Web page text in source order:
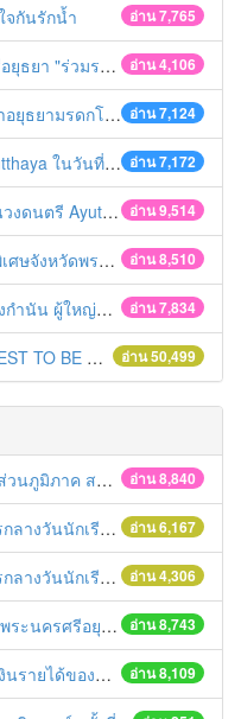
อ่าน 7,765
จกันรักน้ำ
อ่าน 4,106
ด" เทศกาลสงกรานต์ ปี 2561
อ่าน 7,124
ธยามรดกโลก
อ่าน 7,172
15 ธันวาคม 2560
อ่าน 9,514
battle of the bands
อ่าน 8,510
รศรีอยุธยา 2560
อ่าน 7,834
ผู้ใหญ่บ้าน ฯลฯ
อ่าน 50,499
ONE
อ่าน 8,840
ระบรมราชูปถัมภ์ ประจำปี 2559
อ่าน 6,167
ศรีอยุธยา (โรงเรียนวัดลำตะเคียน)
อ่าน 4,306
ศรีอยุธยา (โรงเรียนวัดสนามทอง)
อ่าน 8,743
ร่วมจิตต์น้อมเกล้าฯ ปีการศึกษา 2558
อ่าน 8,109
รศึกษา ประจำปี 2559